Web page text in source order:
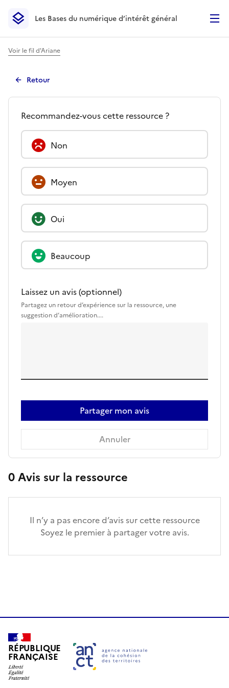
Les Bases du numérique d’intérêt général- Retour à la
Les Bases du numérique d’intérêt général
Voir le fil d'Ariane
Retour
Avis - Analyser l'impact
Quel est votre avis à propos
Recommandez-vous cette ressource ?
Non
Moyen
Oui
Beaucoup
Laissez un avis (optionnel)
Partagez un retour d’expérience sur la ressource, une
suggestion d’amélioration....
Partager mon avis
Annuler
0Avis sur la ressource
Il n’y a pas encore d’avis sur cette ressource
Soyez le premier à partager votre avis.
RÉPUBLIQUE
FRANÇAISE